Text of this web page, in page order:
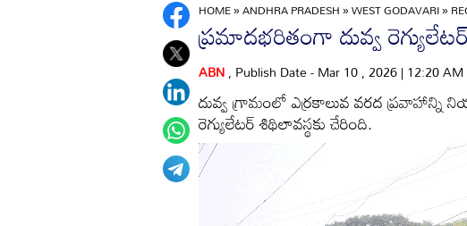
HOME»ANDHRA PRADESH»WEST GODAVARI»
ప్రమాదభరితంగా దువ్వ రెగ్యులేటర్‌
ABN, Publish Date - Mar 10 , 2026 | 12:20 AM
దువ్వ గ్రామంలో ఎర్రకాలువ వరద ప్రవాహాన్ని
రెగ్యులేటర్‌ శిథిలావస్థకు చేరింది.